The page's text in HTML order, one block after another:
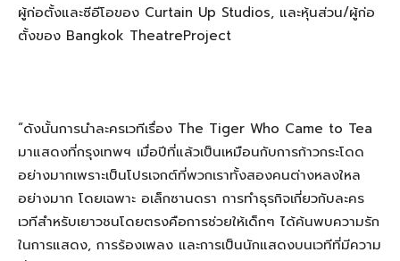
ผู้ก่อตั้งและซีอีโอของ Curtain Up Studios, และหุ้นส่วน/ผู้ก่อ
ตั้งของ Bangkok TheatreProject
“ดังนั้นการนำละครเวทีเรื่อง The Tiger Who Came to Tea
มาแสดงที่กรุงเทพฯ เมื่อปีที่แล้วเป็นเหมือนกับการก้าวกระโดด
อย่างมากเพราะเป็นโปรเจกต์ที่พวกเราทั้งสองคนต่างหลงใหล
อย่างมาก โดยเฉพาะ อเล็กซานดรา การทำธุรกิจเกี่ยวกับละคร
เวทีสำหรับเยาวชนโดยตรงคือการช่วยให้เด็กๆ ได้ค้นพบความรัก
ในการแสดง, การร้องเพลง และการเป็นนักแสดงบนเวทีที่มีความ